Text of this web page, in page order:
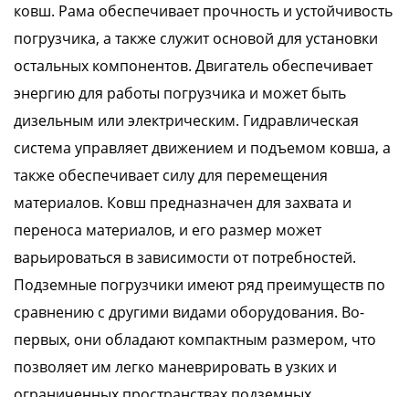
ковш. Рама обеспечивает прочность и устойчивость
погрузчика, а также служит основой для установки
остальных компонентов. Двигатель обеспечивает
энергию для работы погрузчика и может быть
дизельным или электрическим. Гидравлическая
система управляет движением и подъемом ковша, а
также обеспечивает силу для перемещения
материалов. Ковш предназначен для захвата и
переноса материалов, и его размер может
варьироваться в зависимости от потребностей.
Подземные погрузчики имеют ряд преимуществ по
сравнению с другими видами оборудования. Во-
первых, они обладают компактным размером, что
позволяет им легко маневрировать в узких и